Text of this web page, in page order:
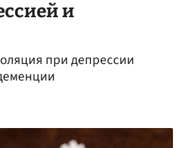
и
при депрессии